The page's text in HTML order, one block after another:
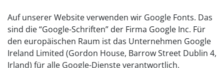
Auf unserer Website verwenden wir Google Fonts. Das
sind die “Google-Schriften” der Firma Google Inc. Für
den europäischen Raum ist das Unternehmen Google
Ireland Limited (Gordon House, Barrow Street Dublin 4,
Irland) für alle Google-Dienste verantwortlich.